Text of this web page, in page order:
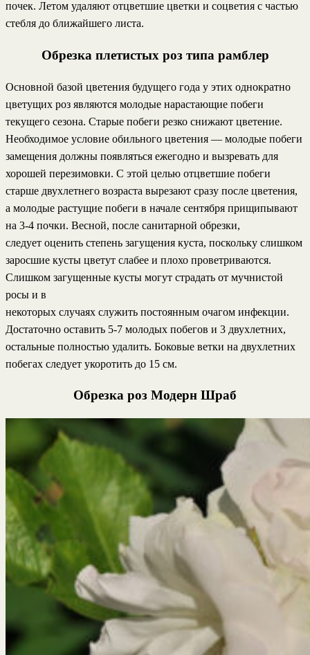
почек. Летом удаляют отцветшие цветки и соцветия с частью
стебля до ближайшего листа.
Обрезка плетистых роз типа рамблер
Основной базой цветения будущего года у этих однократно
цветущих роз являются молодые нарастающие побеги
текущего сезона. Старые побеги резко снижают цветение.
Необходимое условие обильного цветения — молодые побеги
замещения должны появляться ежегодно и вызревать для
хорошей перезимовки. С этой целью отцветшие побеги
старше двухлетнего возраста вырезают сразу после цветения,
а молодые растущие побеги в начале сентября прищипывают
на 3-4 почки. Весной, после санитарной обрезки,
следует оценить степень загущения куста, поскольку слишком
заросшие кусты цветут слабее и плохо проветриваются.
Слишком загущенные кусты могут страдать от мучнистой
росы и в
некоторых случаях служить постоянным очагом инфекции.
Достаточно оставить 5-7 молодых побегов и 3 двухлетних,
остальные полностью удалить. Боковые ветки на двухлетних
побегах следует укоротить до 15 см.
Обрезка роз Модерн Шраб